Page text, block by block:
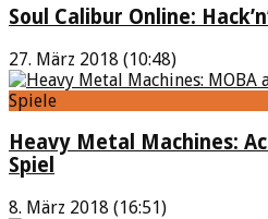
Soul Calibur Online:
27. März 2018 (10:48)
Spiele
Heavy Metal Machines:
Spiel
8. März 2018 (16:51)